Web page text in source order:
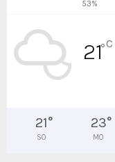
53%
21°C
21°
SO
23°
MO